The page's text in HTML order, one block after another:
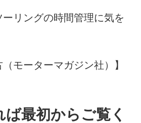
リングの時間管理に気を
（モーターマガジン社）】
最初からご覧く